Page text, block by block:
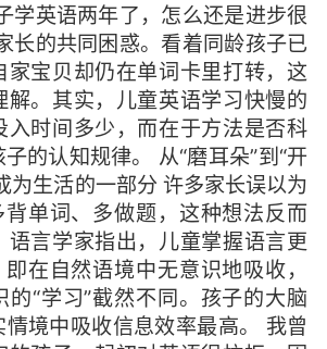
学英语两年了，怎么还是进步很
长的共同困惑。看着同龄孩子已
家宝贝却仍在单词卡里打转，这
解。其实，儿童英语学习快慢的
入时间多少，而在于方法是否科
的认知规律。 从“磨耳朵”到“开
为生活的一部分 许多家长误以为
背单词、多做题，这种想法反而
语言学家指出，儿童掌握语言更
在自然语境中无意识地吸收，
的“学习”截然不同。孩子的大脑
境中吸收信息效率最高。 我曾